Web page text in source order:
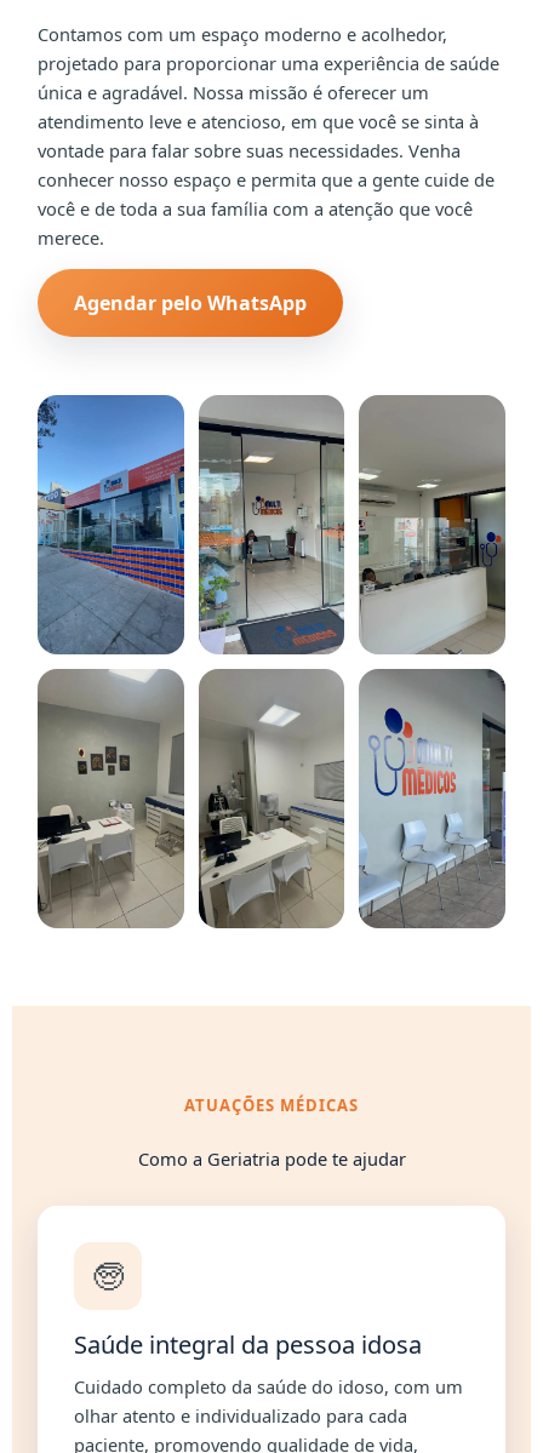
Contamos com um espaço moderno e acolhedor,
projetado para proporcionar uma experiência de saúde
única e agradável. Nossa missão é oferecer um
atendimento leve e atencioso, em que você se sinta à
vontade para falar sobre suas necessidades. Venha
conhecer nosso espaço e permita que a gente cuide de
você e de toda a sua família com a atenção que você
merece.
Agendar pelo WhatsApp
ATUAÇÕES MÉDICAS
Como a Geriatria pode te ajudar
🧓
Saúde integral da pessoa idosa
Cuidado completo da saúde do idoso, com um
olhar atento e individualizado para cada
paciente, promovendo qualidade de vida,